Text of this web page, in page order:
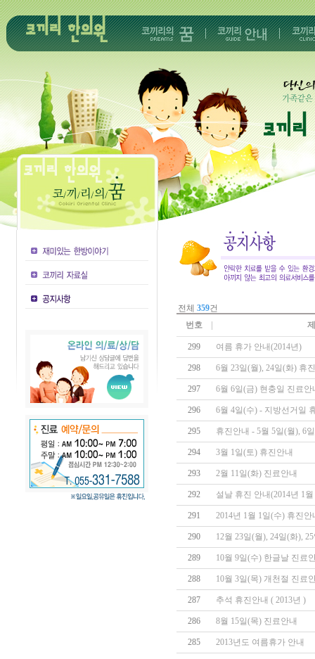
전체 359건
번호
299 여름 휴가 안내(2014년)
298 6월 23일(월), 24일(화) 휴
297 6월 6일(금) 현충일 진료안
296 6월 4일(수) - 지방선거일
295 휴진안내 - 5월 5일(
294 3월 1일(토) 휴진안내
293 2월 11일(화) 진료안내
292 설날 휴진 안내(2014년 1
291 2014년 1월 1일(수) 휴진안
290 12월 23일(월), 24일(화),
289 10월 9일(수) 한글날 진료
288 10월 3일(목) 개천절 진료
287 추석 휴진안내 ( 2013년 )
286 8월 15일(목) 진료안내
285 2013년도 여름휴가 안내